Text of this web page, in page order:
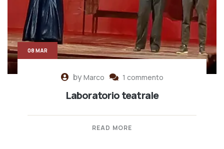
byMarco 1 commento
Laboratorio teatrale
READ MORE
08 MAR